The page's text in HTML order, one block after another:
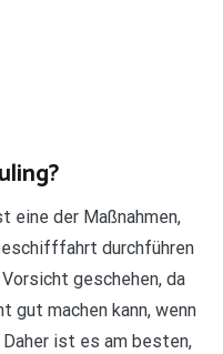
eine der Maßnahmen,
durchführen
geschehen, da
gut machen kann, wenn
ist es am besten,